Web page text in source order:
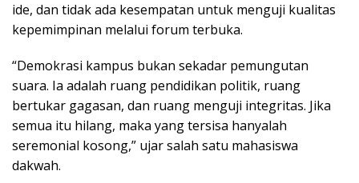
ide, dan tidak ada kesempatan untuk menguji kualitas
kepemimpinan melalui forum terbuka.
“Demokrasi kampus bukan sekadar pemungutan
suara. Ia adalah ruang pendidikan politik, ruang
bertukar gagasan, dan ruang menguji integritas. Jika
semua itu hilang, maka yang tersisa hanyalah
seremonial kosong,” ujar salah satu mahasiswa
dakwah.